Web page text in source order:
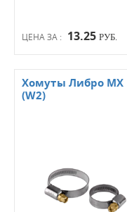
ЦЕНА ЗА : 13.25 РУБ.
Хомуты Либро МХ
(W2)